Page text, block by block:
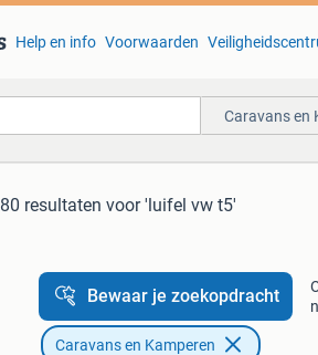
Help en info Voorwaarden
Caravans en
80 resultaten voor 'luifel vw t5'
Bewaar je zoekopdracht
Caravans en Kamperen